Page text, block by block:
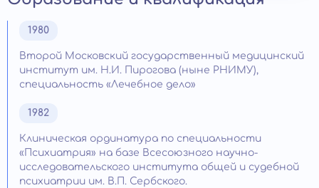
1980
Второй Московский государственный медицинский
институт им. Н.И. Пирогова (ныне РНИМУ),
специальность «Лечебное дело»
1982
Клиническая ординатура по специальности
«Психиатрия» на базе Всесоюзного научно-
исследовательского института общей и судебной
психиатрии им. В.П. Сербского.